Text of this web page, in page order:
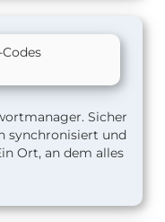
Sicher
synchronisiert und
Ort, an dem alles